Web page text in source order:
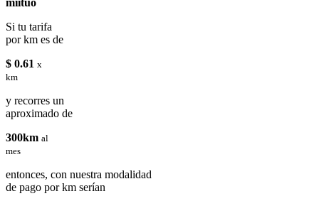
Si tu tarifa
por km es de
$ 0.61 x
km
y recorres un
aproximado de
300km al
mes
entonces, con nuestra modalidad
de pago por km serían